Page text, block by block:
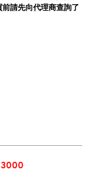
請先向代理商查詢了